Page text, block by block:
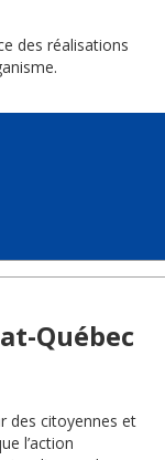
des réalisations
Québec
des citoyennes et
l’action